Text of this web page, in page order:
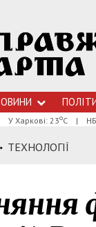
У Харкові: 23оС |
ТЕХНОЛОГIЇ